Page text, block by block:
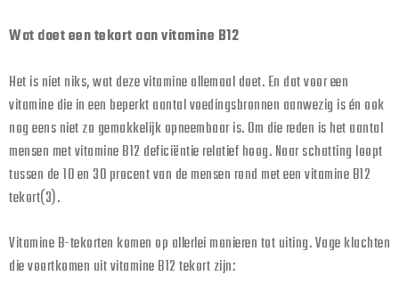
Wat doet een tekort aan vitamine B12
Het is niet niks, wat deze vitamine allemaal doet. En dat voor een
vitamine die in een beperkt aantal voedingsbronnen aanwezig is én ook
nog eens niet zo gemakkelijk opneembaar is. Om die reden is het aantal
mensen met vitamine B12 deficiëntie relatief hoog. Naar schatting loopt
tussen de 10 en 30 procent van de mensen rond met een vitamine B12
tekort(3).
Vitamine B-tekorten komen op allerlei manieren tot uiting.Vage klachten
die voortkomen uit vitamine B12 tekort zijn: